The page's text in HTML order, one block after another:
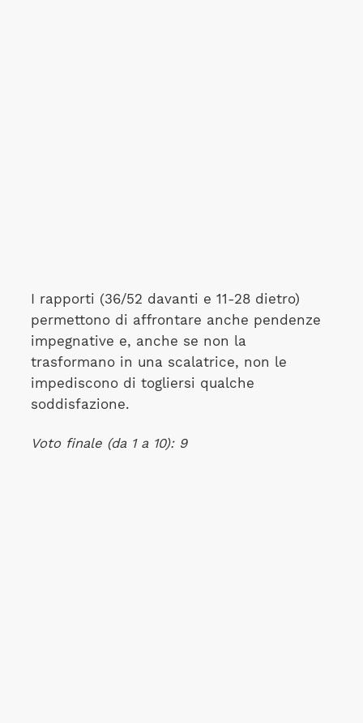
I rapporti (36/52 davanti e 11-28 dietro)
permettono di affrontare anche pendenze
impegnative e, anche se non la
trasformano in una scalatrice, non le
impediscono di togliersi qualche
soddisfazione.
Voto finale (da 1 a 10): 9